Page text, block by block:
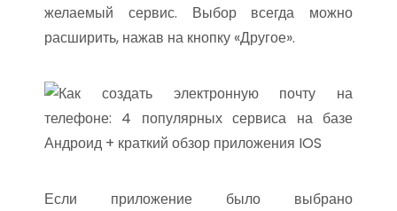
желаемый сервис. Выбор всегда можно
расширить, нажав на кнопку «Другое».
Если приложение было выбрано